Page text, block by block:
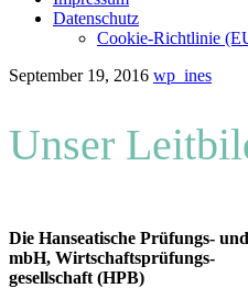
Datenschutz
Cookie-Richtlinie
September 19, 2016 wp_ines
Unser
Die Hanseatische Prüfungs-
mbH, Wirtschaftsprüfungs-
gesellschaft (HPB)